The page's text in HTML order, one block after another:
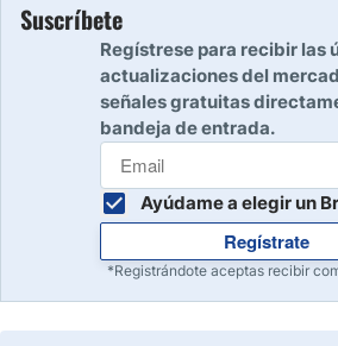
Suscríbete
Regístrese para recibir las
actualizaciones del
señales gratuitas
bandeja de entrada.
Ayúdame a elegir un
Regístrate
*Registrándote aceptas recibir